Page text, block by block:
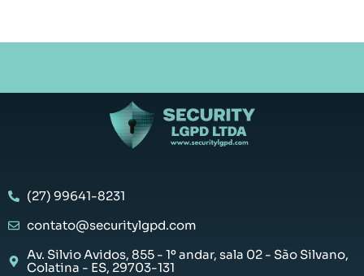
(27) 99641-8231
contato@securitylgpd.com
Av. Silvio Avidos, 855 - 1º andar, sala 02 - São Silvano,
Colatina - ES, 29703-131